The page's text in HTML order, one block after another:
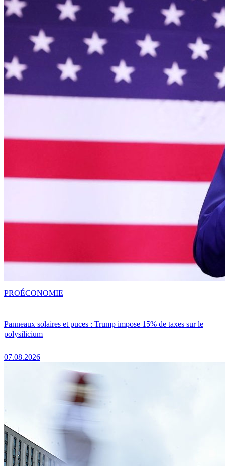
Panneaux solaires et puces : Trump impose 15% de taxes sur le
polysilicium
07.08.2026
PROÉCONOMIE